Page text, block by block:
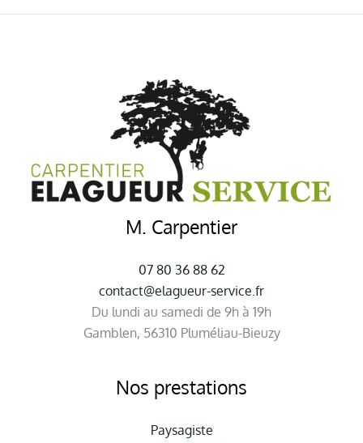
M. Carpentier
07 80 36 88 62
contact@elagueur-service.fr
Du lundi au samedi de 9h à 19h
Gamblen, 56310 Pluméliau-Bieuzy
Nos prestations
Paysagiste